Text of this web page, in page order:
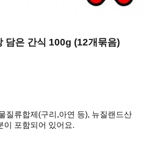
담은 간식 100g (12개묶음)
질류합제(구리,아연 등), 뉴질랜드산
이 포함되어 있어요.